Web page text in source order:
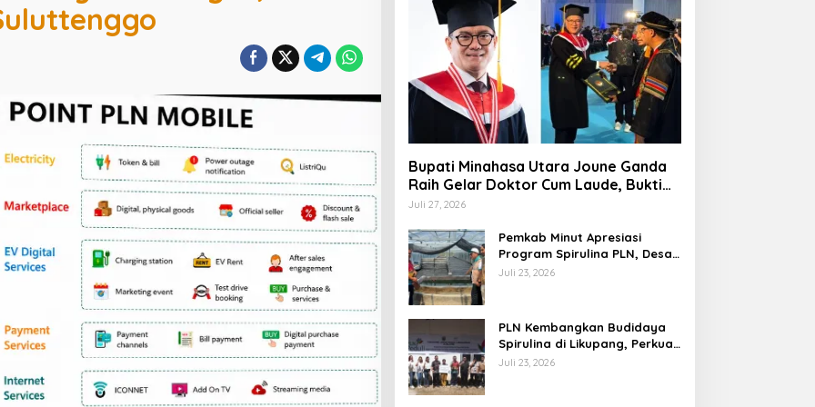
Bupati Minahasa Utara Joune Ganda
Raih Gelar Doktor Cum Laude, Bukti
Komitmen Tingkatkan Kualitas
Juli 27, 2026
Pemkab Minut Apresiasi
Program Spirulina PLN, Desa
Tarabitan Disiapkan Jadi
Juli 23, 2026
PLN Kembangkan Budidaya
Spirulina di Likupang, Perkuat
Ketahanan Pangan dan
Juli 23, 2026